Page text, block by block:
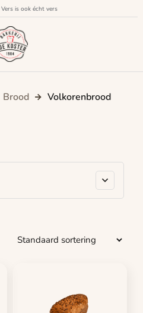
Vers is ook écht vers
Brood Volkorenbrood